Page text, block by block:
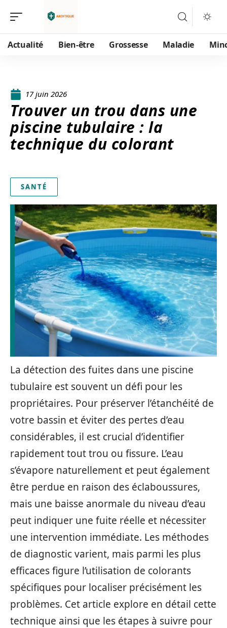
Actualité Bien-être Grossesse Maladie
17 juin 2026
Trouver un trou dans une
piscine tubulaire : la
technique du colorant
SANTÉ
La détection des fuites dans une piscine
tubulaire est souvent un défi pour les
propriétaires. Pour préserver l’étanchéité de
votre bassin et éviter des pertes d’eau
considérables, il est crucial d’identifier
rapidement tout trou ou fissure. L’eau
s’évapore naturellement et peut également
être perdue en raison des éclaboussures,
mais une baisse anormale du niveau d’eau
peut indiquer une fuite réelle et nécessiter
une intervention immédiate. Les méthodes
de diagnostic varient, mais parmi les plus
efficaces figure l’utilisation de colorants
spécifiques pour localiser précisément les
problèmes. Cet article explore en détail cette
technique ainsi que les étapes à suivre pour